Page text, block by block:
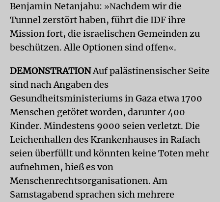
Benjamin Netanjahu: »Nachdem wir die
Tunnel zerstört haben, führt die IDF ihre
Mission fort, die israelischen Gemeinden zu
beschützen. Alle Optionen sind offen«.
DEMONSTRATIONAuf palästinensischer Seite
sind nach Angaben des
Gesundheitsministeriums in Gaza etwa 1700
Menschen getötet worden, darunter 400
Kinder. Mindestens 9000 seien verletzt. Die
Leichenhallen des Krankenhauses in Rafach
seien überfüllt und könnten keine Toten mehr
aufnehmen, hieß es von
Menschenrechtsorganisationen. Am
Samstagabend sprachen sich mehrere